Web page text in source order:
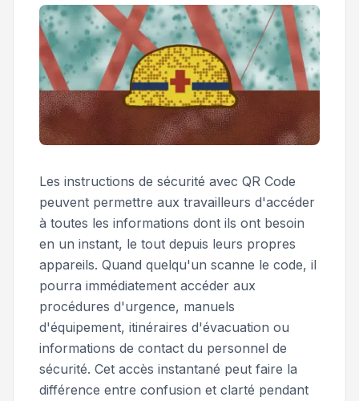
Les instructions de sécurité avec QR Code
peuvent permettre aux travailleurs d'accéder
à toutes les informations dont ils ont besoin
en un instant, le tout depuis leurs propres
appareils. Quand quelqu'un scanne le code, il
pourra immédiatement accéder aux
procédures d'urgence, manuels
d'équipement, itinéraires d'évacuation ou
informations de contact du personnel de
sécurité. Cet accès instantané peut faire la
différence entre confusion et clarté pendant